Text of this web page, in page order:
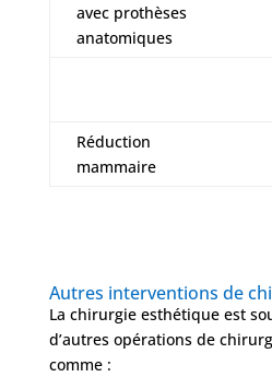
avec prothèses
anatomiques
Réduction
mammaire
Autres interventions de
La chirurgie esthétique est
d’autres opérations de
comme :